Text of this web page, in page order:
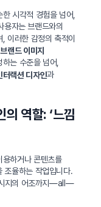
시각적 경험을 넘어,
용자는 브랜드와의
이러한 감정의 축적이
브랜드 이미지
는 수준을 넘어,
터랙션 디자인과
역할: ‘느낌
하거나 콘텐츠를
조율하는 작업입니다.
시지의 어조까지—all—